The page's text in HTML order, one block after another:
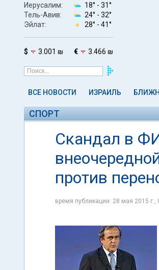
Иерусалим: 18° - 31°
Тель-Авив:
24° - 32°
Эйлат:
28° - 41°
$ 3.001 ₪ € 3.466 ₪
ВСЕ НОВОСТИ ИЗРАИЛЬ
СПОРТ
Скандал в
против
время публикации: 28 мая 2015